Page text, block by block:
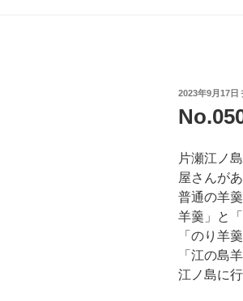
投
日:
2023年9月17日
片瀬江ノ
屋さんがあ
普通の羊
羊羹」と
「のり羊
「江の島
江ノ島に